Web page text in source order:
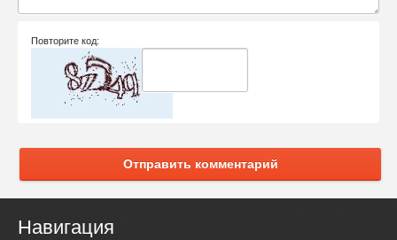
Повторите код:
Отправить комментарий
Навигация